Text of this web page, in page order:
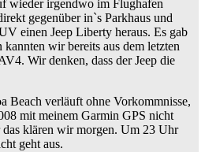
wieder irgendwo im Flughafen
gegenüber in`s Parkhaus und
einen Jeep Liberty heraus. Es gab
wir bereits aus dem letzten
Wir denken, dass der Jeep die
Beach verläuft ohne Vorkommnisse,
mit meinem Garmin GPS nicht
klären wir morgen. Um 23 Uhr
geht aus.